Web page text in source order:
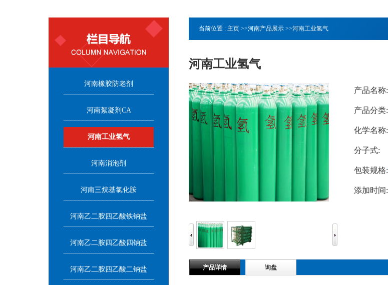
河南橡胶防老剂
河南絮凝剂CA
河南工业氢气
河南消泡剂
河南三烷基氯化胺
河南乙二胺四乙酸铁钠盐
河南乙二胺四乙酸四钠盐
河南乙二胺四乙酸二钠盐
当前位置 : 主页 >>河南产品展示 >>河南工业氢气
河南工业氢气
产品名称:
产品分类:
化学名称:
分子式:
包装规格:
添加时间:
产品详情 询盘